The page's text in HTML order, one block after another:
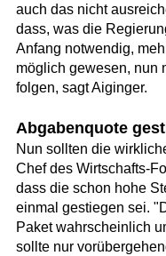
auch das nicht
dass, was die
Anfang notwendig,
möglich gewesen, nun
folgen, sagt Aiginger.
Abgabenquote
Nun sollten die
Chef des Wirtschafts-
dass die schon hohe
einmal gestiegen sei.
Paket wahrscheinlich
sollte nur